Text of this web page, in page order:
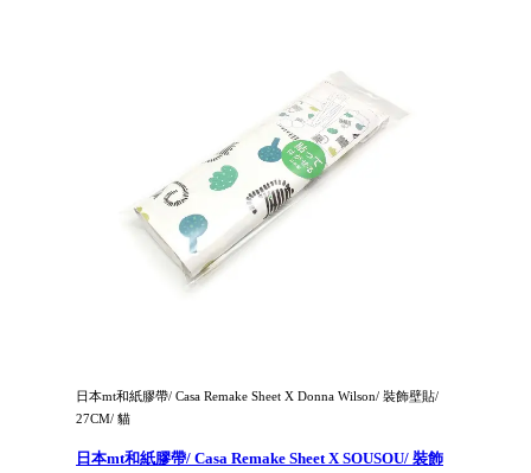
日本mt和紙膠帶/ Casa Remake Sheet X Donna Wilson/ 裝飾壁貼/
27CM/ 貓
日本mt和紙膠帶/ Casa Remake Sheet X SOUSOU/ 裝飾